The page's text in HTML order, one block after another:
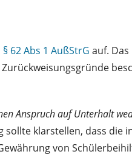
§ 62 Abs 1 AußStrG auf.
Anspruch auf Unterhalt
sollte klarstellen, dass die
von